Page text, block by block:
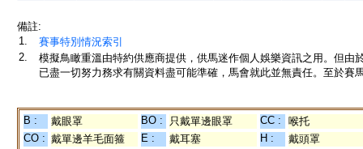
備註:
1.
賽事特別情況索引
2.
模擬鳥瞰重溫由特約供應商提供，供馬迷作個人娛樂資訊之用。但
已盡一切努力務求有關資料盡可能準確，馬會就此並無責任。至於賽
B : 戴眼罩 BO : 只戴單邊眼罩 CC :
喉托
CO : 戴單邊羊毛面箍 E : 戴耳塞 H :
戴頭罩